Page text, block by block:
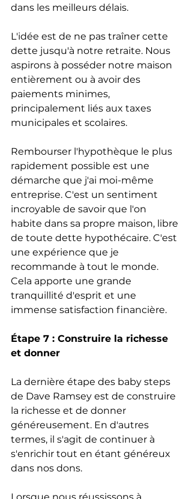
dans les meilleurs délais.
L'idée est de ne pas traîner cette
dette jusqu'à notre retraite. Nous
aspirons à posséder notre maison
entièrement ou à avoir des
paiements minimes,
principalement liés aux taxes
municipales et scolaires.
Rembourser l'hypothèque le plus
rapidement possible est une
démarche que j'ai moi-même
entreprise. C'est un sentiment
incroyable de savoir que l'on
habite dans sa propre maison, libre
de toute dette hypothécaire. C'est
une expérience que je
recommande à tout le monde.
Cela apporte une grande
tranquillité d'esprit et une
immense satisfaction financière.
Étape 7 : Construire la richesse
et donner
La dernière étape des baby steps
de Dave Ramsey est de construire
la richesse et de donner
généreusement. En d'autres
termes, il s'agit de continuer à
s'enrichir tout en étant généreux
dans nos dons.